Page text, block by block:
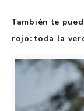
También te
rojo: toda la